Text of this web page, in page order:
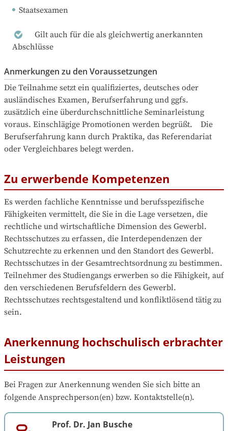
Staatsexamen
Gilt auch für die als gleichwertig anerkannten
Abschlüsse
Anmerkungen zu den Voraussetzungen
Die Teilnahme setzt ein qualifiziertes, deutsches oder
ausländisches Examen, Berufserfahrung und ggfs.
zusätzlich eine überdurchschnittliche Seminarleistung
voraus. Einschlägige Promotionen werden begrüßt.    Die
Berufserfahrung kann durch Praktika, das Referendariat
oder Vergleichbares belegt werden.
Zu erwerbende Kompetenzen
Es werden fachliche Kenntnisse und berufsspezifische
Fähigkeiten vermittelt, die Sie in die Lage versetzen, die
rechtliche und wirtschaftliche Dimension des Gewerbl.
Rechtsschutzes zu erfassen, die Interdependenzen der
Schutzrechte zu erkennen und den Standort des Gewerbl.
Rechtsschutzes in der Gesamtrechtsordnung zu bestimmen.
Teilnehmer des Studiengangs erwerben so die Fähigkeit, auf
den verschiedenen Berufsfeldern des Gewerbl.
Rechtsschutzes rechtsgestaltend und konfliktlösend tätig zu
sein.
Anerkennung hochschulisch erbrachter
Leistungen
Bei Fragen zur Anerkennung wenden Sie sich bitte an
folgende Ansprechperson(en) bzw. Kontaktstelle(n).
Prof. Dr. Jan Busche